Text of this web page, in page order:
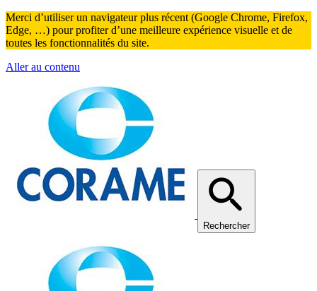
Merci d’utiliser un navigateur plus récent (Google Chrome, Firefox,
Edge, …) pour profiter d’une meilleure expérience visuelle et de
toutes les fonctionnalités du site.
Aller au contenu
Rechercher